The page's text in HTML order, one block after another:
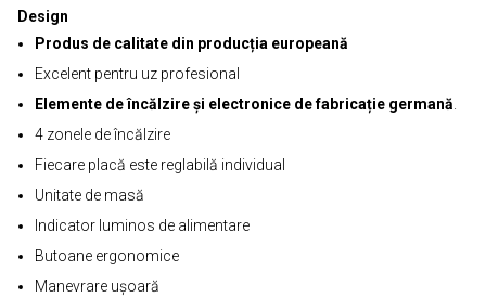
Design
Produs de calitate din producția europeană
Excelent pentru uz profesional
Elemente de încălzire și electronice de fabricație germană
4 zonele de încălzire
Fiecare placă este reglabilă individual
Unitate de masă
Indicator luminos de alimentare
Butoane ergonomice
Manevrare ușoară